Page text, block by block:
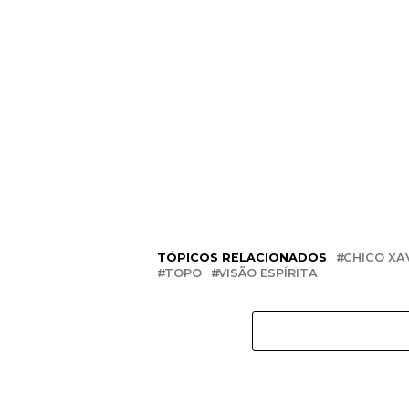
TÓPICOS RELACIONADOS CHICO
TOPO
VISÃO ESPÍRITA